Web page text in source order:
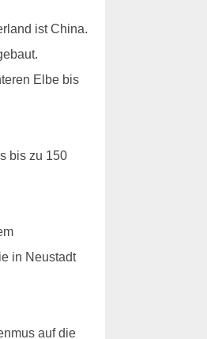
ist China.
Elbe bis
bis zu 150
in Neustadt
auf die